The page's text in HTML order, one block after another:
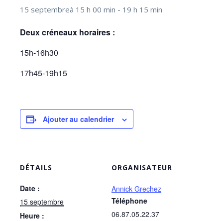
15 septembreà 15 h 00 min - 19 h 15 min
Deux créneaux horaires :
15h-16h30
17h45-19h15
Ajouter au calendrier
DÉTAILS
Date :
15 septembre
Heure :
ORGANISATEUR
Annick Grechez
Téléphone
06.87.05.22.37